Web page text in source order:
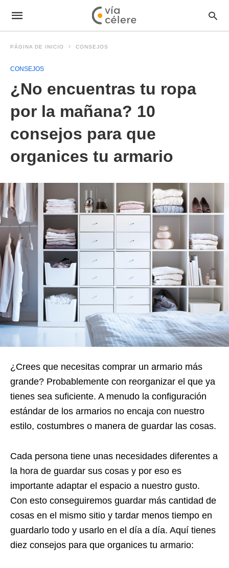
PÁGINA DE INICIO CONSEJOS
CONSEJOS
¿No encuentras tu ropa
por la mañana? 10
consejos para que
organices tu armario
¿Crees que necesitas comprar un armario más
grande? Probablemente con reorganizar el que ya
tienes sea suficiente. A menudo la configuración
estándar de los armarios no encaja con nuestro
estilo, costumbres o manera de guardar las cosas.
Cada persona tiene unas necesidades diferentes a
la hora de guardar sus cosas y por eso es
importante adaptar el espacio a nuestro gusto.
Con esto conseguiremos guardar más cantidad de
cosas en el mismo sitio y tardar menos tiempo en
guardarlo todo y usarlo en el día a día. Aquí tienes
diez consejos para que organices tu armario: